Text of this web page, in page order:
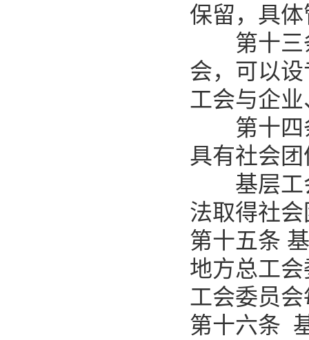
保留，具
第十三条
会，可以
工会与企
第十四条
具有社会
基层工会
法取得社
第十五条
地方总工
工会委员
第十六条